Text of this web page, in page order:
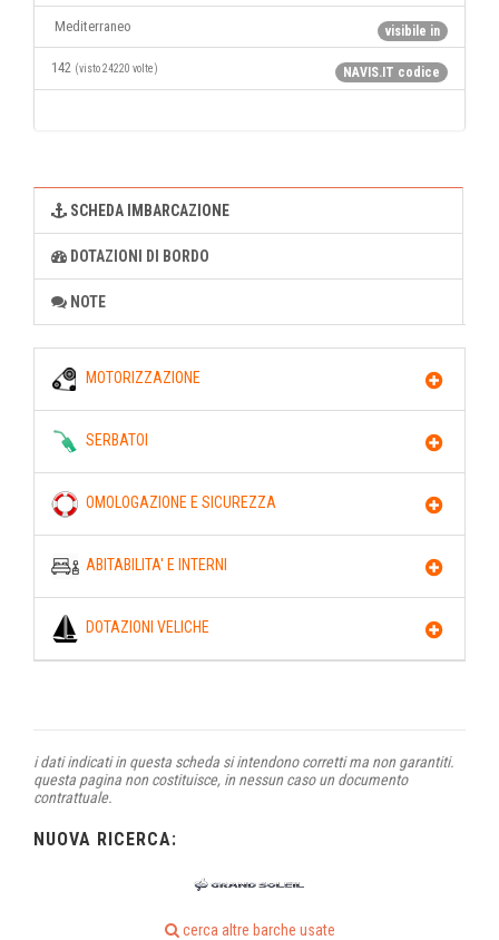
visibile in
Mediterraneo
NAVIS.IT codice
142 (visto 24220 volte)
SCHEDA IMBARCAZIONE
DOTAZIONI DI BORDO
NOTE
MOTORIZZAZIONE
SERBATOI
OMOLOGAZIONE E SICUREZZA
ABITABILITA' E INTERNI
DOTAZIONI VELICHE
i dati indicati in questa scheda si intendono corretti ma non garantiti.
questa pagina non costituisce, in nessun caso un documento
contrattuale.
NUOVA RICERCA:
cerca altre barche usate